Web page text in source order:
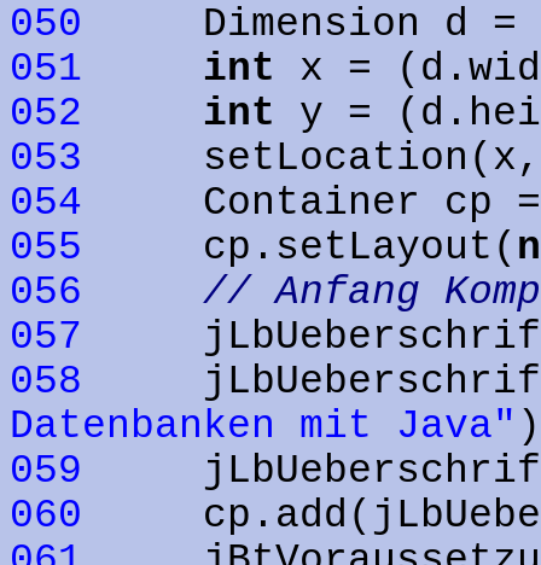
050 Dimension d =
051
int x =
052
int y =
053
054 Container cp =
055 cp.setLayout(
056
// Anfang
057
058
Datenbanken mit Java"
059
060